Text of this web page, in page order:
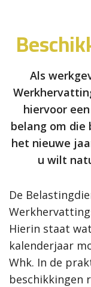
Als
hiervoor
belang om die
het nieuwe
u wilt
De
Hierin staat
kalenderjaar
Whk. In de
beschikkingen